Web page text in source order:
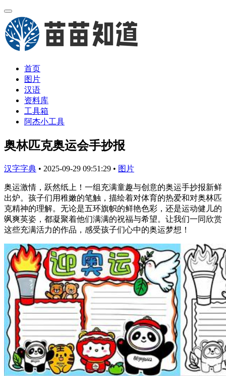
首页
图片
汉语
资料库
工具箱
阿杰小工具
奥林匹克奥运会手抄报
汉字字典 • 2025-09-29 09:51:29 • 图片
奥运激情，跃然纸上！一组充满童趣与创意的奥运手抄报新鲜
出炉。孩子们用稚嫩的笔触，描绘着对体育的热爱和对奥林匹
克精神的理解。无论是五环旗帜的鲜艳色彩，还是运动健儿的
飒爽英姿，都凝聚着他们满满的祝福与希望。让我们一同欣赏
这些充满活力的作品，感受孩子们心中的奥运梦想！